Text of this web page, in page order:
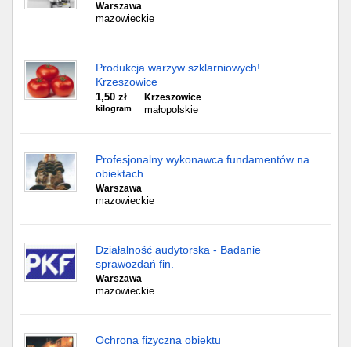
Warszawa
mazowieckie
Produkcja warzyw szklarniowych!
Krzeszowice
1,50 zł
kilogram
Krzeszowice
małopolskie
Profesjonalny wykonawca fundamentów na
obiektach
Warszawa
mazowieckie
Działalność audytorska - Badanie
sprawozdań fin.
Warszawa
mazowieckie
Ochrona fizyczna obiektu